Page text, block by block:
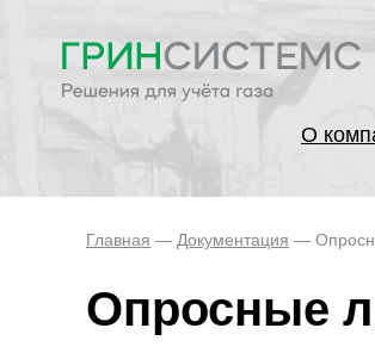
О
Главная — Документация —
Опросные